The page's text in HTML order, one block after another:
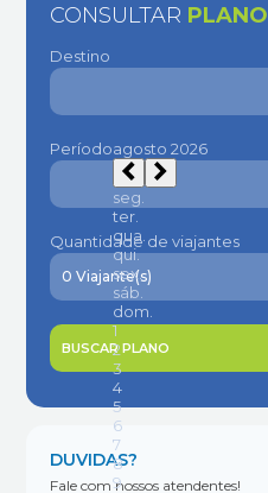
CONSULTAR PLANO
Destino
Período
Quantidade de viajantes
BUSCAR PLANO
DUVIDAS?
Fale com nossos atendentes!